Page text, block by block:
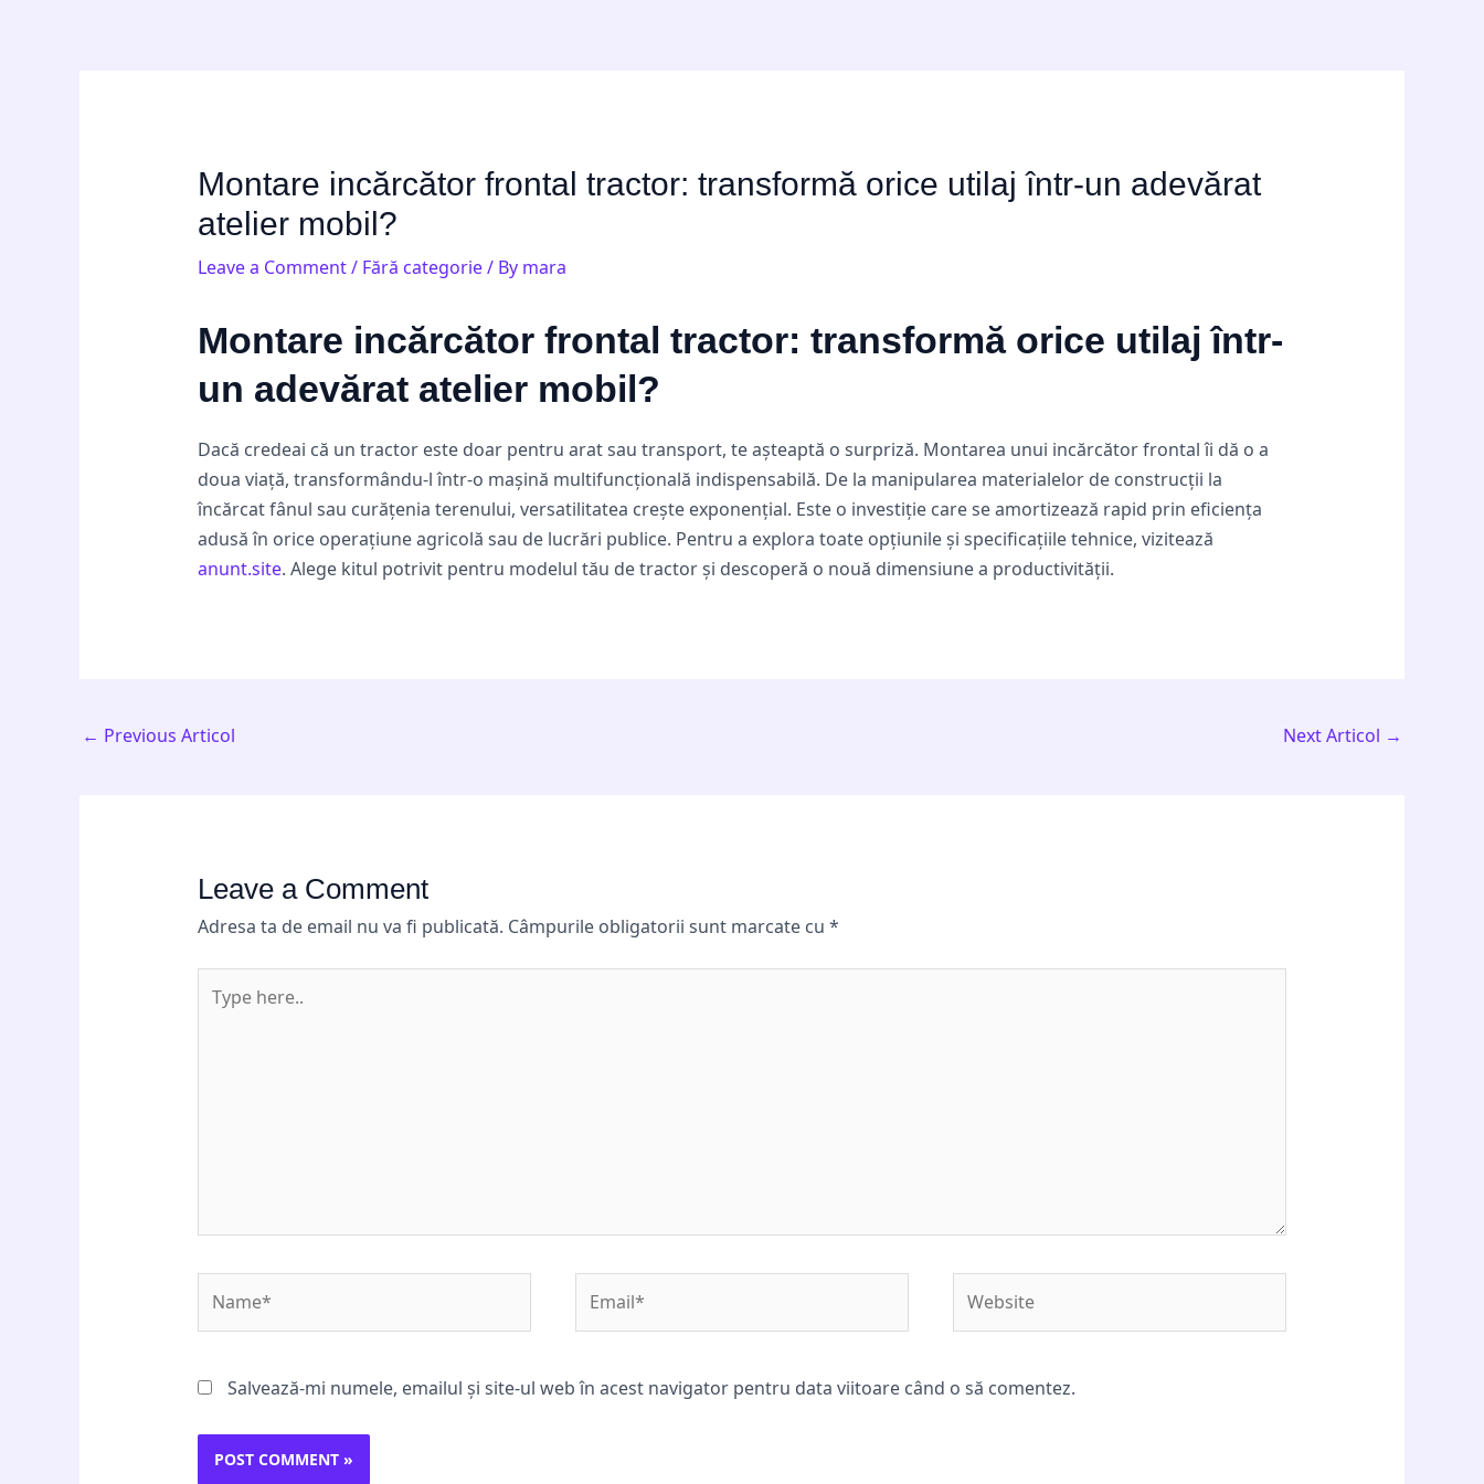
Montare incărcător frontal tractor: transformă orice utilaj într-un adevărat
atelier mobil?
Leave a Comment/ Fără categorie/ By mara
Montare incărcător frontal tractor: transformă orice utilaj într-
un adevărat atelier mobil?
Dacă credeai că un tractor este doar pentru arat sau transport, te așteaptă o surpriză. Montarea unui incărcător frontal îi dă o a
doua viață, transformându-l într-o mașină multifuncțională indispensabilă. De la manipularea materialelor de construcții la
încărcat fânul sau curățenia terenului, versatilitatea crește exponențial. Este o investiție care se amortizează rapid prin eficiența
adusă în orice operațiune agricolă sau de lucrări publice. Pentru a explora toate opțiunile și specificațiile tehnice, vizitează
anunt.site. Alege kitul potrivit pentru modelul tău de tractor și descoperă o nouă dimensiune a productivității.
← Previous Articol Next Articol →
Leave a Comment
Adresa ta de email nu va fi publicată. Câmpurile obligatorii sunt marcate cu *
here..
Salvează-mi numele, emailul și site-ul web în acest navigator pentru data viitoare când o să comentez.